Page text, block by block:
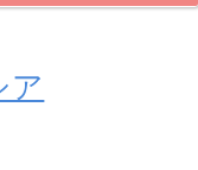
ア